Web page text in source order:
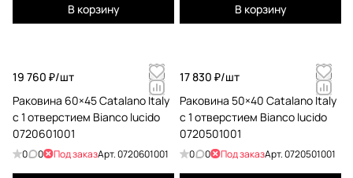
В корзину В корзину
19 760 ₽/шт
Раковина 60×45 Catalano Italy
с 1 отверстием Bianco lucido
0720601001
0 0 Под заказАрт.0720601001
17 830 ₽/шт
Раковина 50×40 Catalano Italy
с 1 отверстием Bianco lucido
0720501001
0 0 Под заказАрт.0720501001